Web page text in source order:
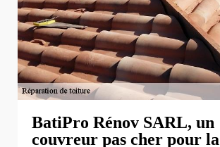
BatiPro Rénov SARL, un
couvreur pas cher pour la